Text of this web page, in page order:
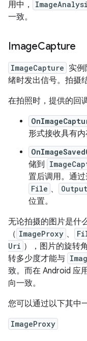
用中，
一致。
ImageCapture
ImageCapture 实
绪时发出信号。拍摄
在拍照时，提供的回
形式接收具有内
储到
置后调用。通
File 、
位置。
无论拍摄的图片是什
（ ImageProxy 、
Uri ），图片的旋转
转多少度才能与
致。而在 Android 应
向一致。
您可以通过以下其中
ImageProxy